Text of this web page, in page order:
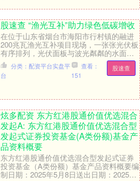
股速查 “渔光互补”助力绿色低碳增收
在位于山东省烟台市海阳市行村镇的融进
200兆瓦渔光互补项目现场，一张张光伏板
有序排列，光伏面板与波光粼粼的水面交
相辉映，正源源不断地将光能转化为绿色
电能股速查，....
股速查
分类：配资平台实盘平
台
查看：
151
炫多配资 东方红港股通价值优选混合
发起A: 东方红港股通价值优选混合型
发起式证券投资基金(A类份额)基金产
品资料概要
东方红港股通价值优选混合型发起式证券
投资基金（A类份额）基金产品资料概要编
制日期：2025年5月8日送出日期：2025年